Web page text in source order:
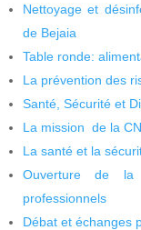
Nettoyage et
de Bejaia
Table ronde:
La prévention des
Santé, Sécurité et
La mission de la
La santé et la
Ouverture de la
professionnels
Débat et échanges